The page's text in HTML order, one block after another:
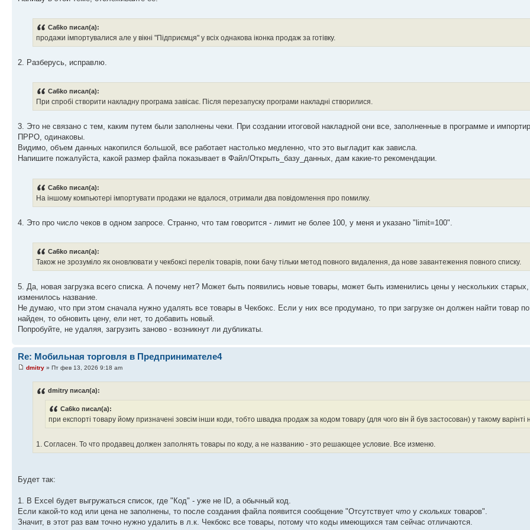
Ca6ko писал(а):
продажи імпортувалися але у вікні "Підприємця" у всіх однакова іконка продаж за готівку.
2. Разберусь, исправлю.
Ca6ko писал(а):
При спробі створити накладну програма завісає. Після перезапуску програми накладні створилися.
3. Это не связано с тем, каким путем были заполнены чеки. При создании итоговой накладной они все, заполненные в программе и
ПРРО, одинаковы.
Видимо, объем данных накопился большой, все работает настолько медленно, что это выгладит как зависла.
Напишите пожалуйста, какой размер файла показывает в Файл/Открыть_базу_данных, дам какие-то рекомендации.
Ca6ko писал(а):
На іншому компьютері імпортувати продажи не вдалося, отримали два повідомлення про помилку.
4. Это про число чеков в одном запросе. Странно, что там говорится - лимит не более 100, у меня и указано "limit=100".
Ca6ko писал(а):
Також не зрозуміло як оновлювати у чекбоксі перелік товарів, поки бачу тільки метод повного видалення, да нове завантеження повного списку.
5. Да, новая загрузка всего списка. А почему нет? Может быть появились новые товары, может быть изменились цены у нескольких
изменилось название.
Не думаю, что при этом сначала нужно удалять все товары в Чекбокс. Если у них все продумано, то при загрузке он должен найти товар
найден, то обновить цену, ели нет, то добавить новый.
Попробуйте, не удаляя, загрузить заново - возникнут ли дубликаты.
Re: Мобильная торговля в Предпринимателе4
dmitry » Пт фев 13, 2026 9:18 am
dmitry писал(а):
Ca6ko писал(а):
при експорті товару йому призначені зовсім інши коди, тобто швадка продаж за кодом товару (для чого він й був застосован) у такому варінті
1. Согласен. То что продавец должен заполнять товары по коду, а не названию - это решающее условие. Все изменю.
Будет так:
1. В Excel будет выгружаться список, где "Код" - уже не ID, а обычный код.
Если какой-то код или цена не заполнены, то после создания файла появится сообщение "Отсутствует что у скольких товаров".
Значит, в этот раз вам точно нужно удалить в л.к. Чекбокс все товары, потому что коды имеющихся там сейчас отличаются.